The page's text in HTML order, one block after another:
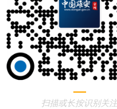
扫描或长按识别关注